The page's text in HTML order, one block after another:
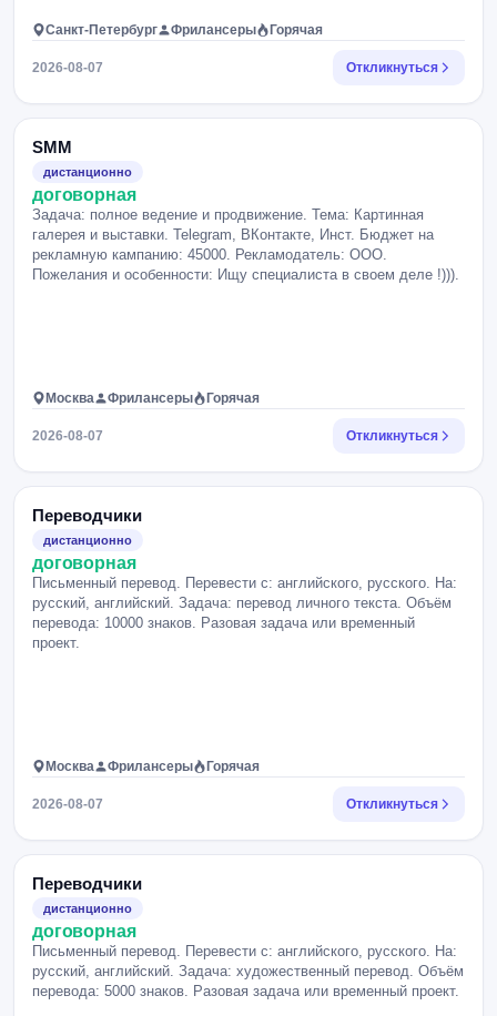
Санкт-Петербург Фрилансеры Горячая
2026-08-07 Откликнуться
SMM
дистанционно
договорная
Задача: полное ведение и продвижение. Тема: Картинная
галерея и выставки. Telegram, ВКонтакте, Инст. Бюджет на
рекламную кампанию: 45000. Рекламодатель: ООО.
Пожелания и особенности: Ищу специалиста в своем деле !))).
Москва Фрилансеры Горячая
2026-08-07 Откликнуться
Переводчики
дистанционно
договорная
Письменный перевод. Перевести с: английского, русского. На:
русский, английский. Задача: перевод личного текста. Объём
перевода: 10000 знаков. Разовая задача или временный
проект.
Москва Фрилансеры Горячая
2026-08-07 Откликнуться
Переводчики
дистанционно
договорная
Письменный перевод. Перевести с: английского, русского. На:
русский, английский. Задача: художественный перевод. Объём
перевода: 5000 знаков. Разовая задача или временный проект.